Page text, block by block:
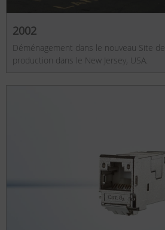
2002
Déménagement dans le nouveau Site de
production dans le New Jersey, USA.